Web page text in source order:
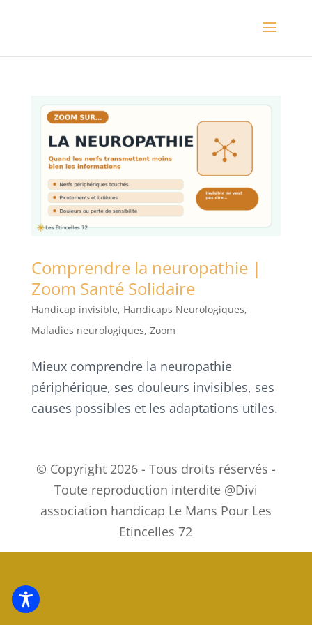
Comprendre la neuropathie |
Zoom Santé Solidaire
Handicap invisible, Handicaps Neurologiques,
Maladies neurologiques, Zoom
Mieux comprendre la neuropathie
périphérique, ses douleurs invisibles, ses
causes possibles et les adaptations utiles.
© Copyright 2026 - Tous droits réservés -
Toute reproduction interdite @Divi
association handicap Le Mans Pour Les
Etincelles 72